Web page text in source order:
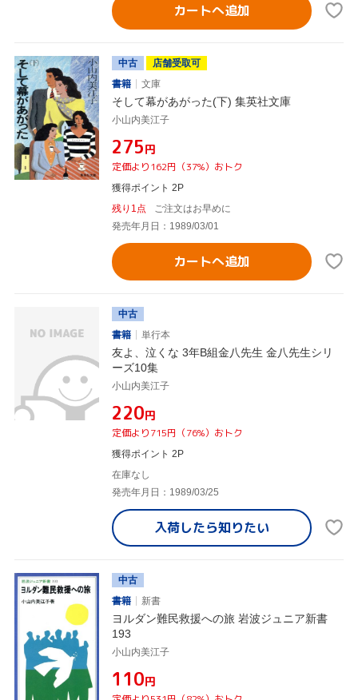
カートへ追加
中古
店舗受取可
書籍
文庫
そして幕があがった(下) 集英社文庫
小山内美江子
¥275円
定価より162円（37%）おトク
獲得ポイント 2P
残り1点
ご注文はお早めに
発売年月日：1989/03/01
カートへ追加
中古
書籍
単行本
友よ、泣くな 3年B組金八先生 金八先生シリ
ーズ10集
小山内美江子
¥220円
定価より715円（76%）おトク
獲得ポイント 2P
在庫なし
発売年月日：1989/03/25
入荷したら知りたい
中古
書籍
新書
ヨルダン難民救援への旅 岩波ジュニア新書
193
小山内美江子
¥110円